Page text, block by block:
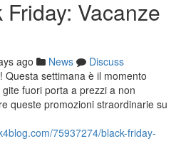
Vacanze
ago News
Discuss
Questa settimana è il momento
fuori porta a prezzi a non
queste promozioni straordinarie su
75937274/black-friday-